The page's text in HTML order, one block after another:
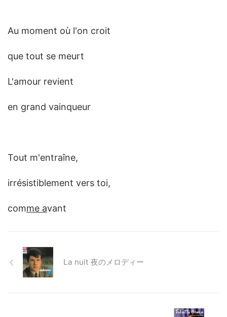
Au moment où l'on croit
que tout se meurt
L'amour revient
en grand vainqueur
Tout m'entraîne,
irrésistiblement vers toi,
comme avant
La nuit 夜のメロディー